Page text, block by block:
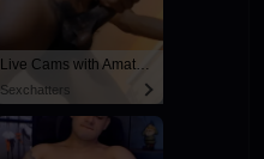
Live Cams with Amateur Men
Sexchatters